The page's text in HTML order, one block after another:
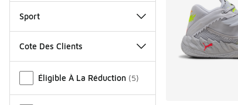
Sport
Cote Des Clients
Éligible À La Réduction (5)